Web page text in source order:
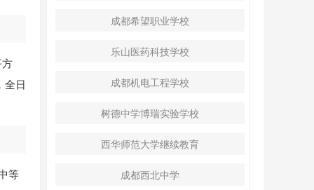
全日
等
成都希望职业学校
乐山医药科技学校
成都机电工程学校
树德中学博瑞实验学校
西华师范大学继续教育
成都西北中学